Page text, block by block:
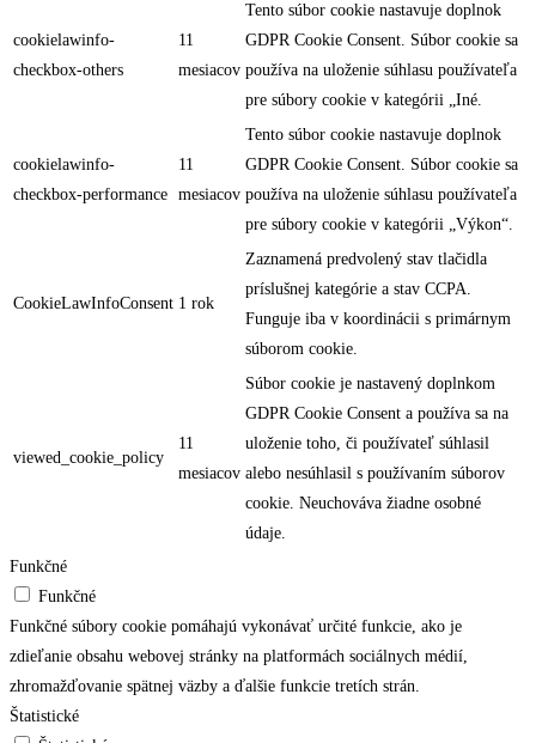
cookielawinfo-
checkbox-others
11
mesiacov
Tento súbor cookie nastavuje doplnok
GDPR Cookie Consent. Súbor cookie sa
používa na uloženie súhlasu používateľa
pre súbory cookie v kategórii „Iné.
cookielawinfo-
checkbox-performance
11
mesiacov
Tento súbor cookie nastavuje doplnok
GDPR Cookie Consent. Súbor cookie sa
používa na uloženie súhlasu používateľa
pre súbory cookie v kategórii „Výkon“.
CookieLawInfoConsent 1 rok
Zaznamená predvolený stav tlačidla
príslušnej kategórie a stav CCPA.
Funguje iba v koordinácii s primárnym
súborom cookie.
viewed_cookie_policy
11
mesiacov
Súbor cookie je nastavený doplnkom
GDPR Cookie Consent a používa sa na
uloženie toho, či používateľ súhlasil
alebo nesúhlasil s používaním súborov
cookie. Neuchováva žiadne osobné
údaje.
Funkčné
Funkčné
Funkčné súbory cookie pomáhajú vykonávať určité funkcie, ako je
zdieľanie obsahu webovej stránky na platformách sociálnych médií,
zhromažďovanie spätnej väzby a ďalšie funkcie tretích strán.
Štatistické